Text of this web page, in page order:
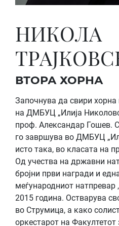
НИКОЛА
ВТОРА ХОРНА
Започнува да свири
на ДМБУЦ „Илија
проф. Александар Гошев.
го завршува во ДМБУЦ
исто така, во класата на
Од учества на државни
бројни први награди и
меѓународниот натпревар
2015 година. Остварува
во Струмица, а како
оркестарот на